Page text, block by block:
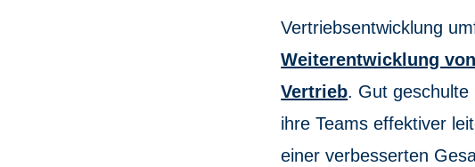
Vertriebsentwicklung
Weiterentwicklung
Vertrieb. Gut geschulte
ihre Teams effektiver
einer verbesserten